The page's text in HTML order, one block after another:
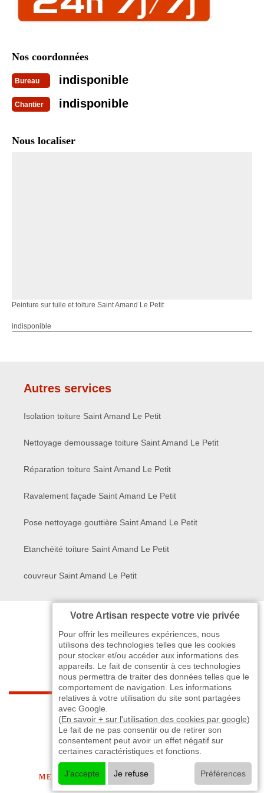
Nos coordonnées
Bureau indisponible
Chantier indisponible
Nous localiser
Peinture sur tuile et toiture Saint Amand Le Petit
indisponible
Autres services
Isolation toiture Saint Amand Le Petit
Nettoyage demoussage toiture Saint Amand Le Petit
Réparation toiture Saint Amand Le Petit
Ravalement façade Saint Amand Le Petit
Pose nettoyage gouttière Saint Amand Le Petit
Etanchéité toiture Saint Amand Le Petit
couvreur Saint Amand Le Petit
indisponible - indisponible>
©2024 - 2026 TOUT DROIT RÉSERVÉ
MENTIONS LÉGALES-CONTACTEZ-NOUS
Votre Artisan respecte votre vie privée
Pour offrir les meilleures expériences, nous
utilisons des technologies telles que les cookies
pour stocker et/ou accéder aux informations des
appareils. Le fait de consentir à ces technologies
nous permettra de traiter des données telles que le
comportement de navigation. Les informations
relatives à votre utilisation du site sont partagées
avec Google.
(En savoir + sur l'utilisation des cookies par google)
Le fait de ne pas consentir ou de retirer son
consentement peut avoir un effet négatif sur
certaines caractéristiques et fonctions.
J'accepte Je refuse Préférences